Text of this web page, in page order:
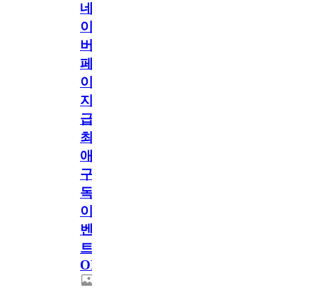
네
이
버
페
이
지
급!
최
애
구
독
이
벤
트
OPEN!